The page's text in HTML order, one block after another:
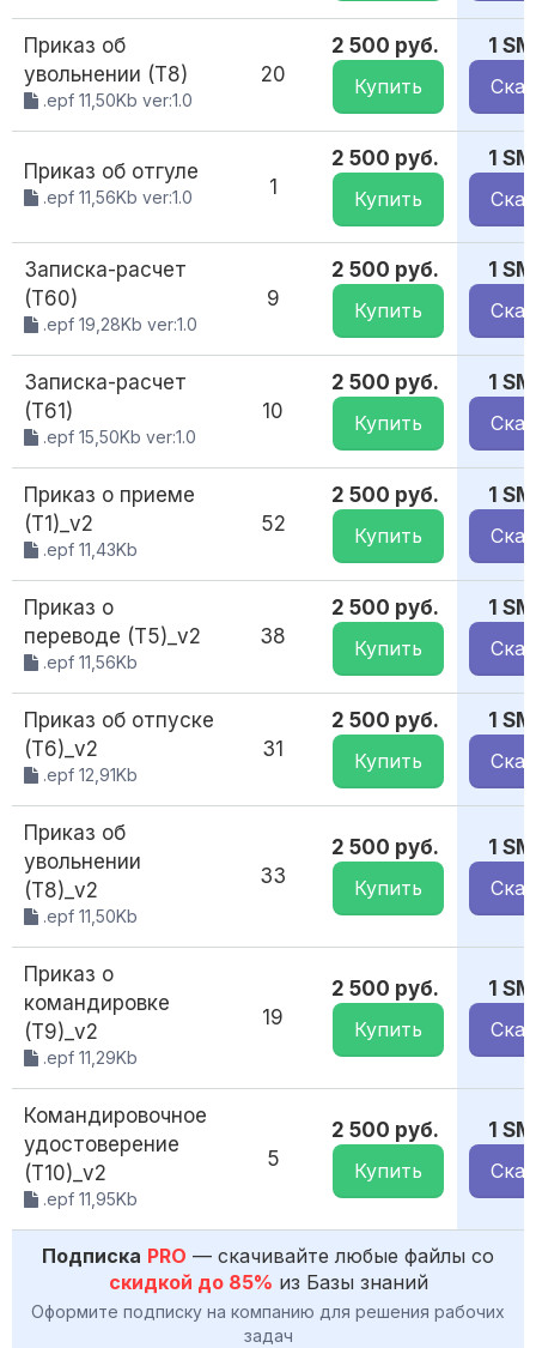
Приказ об
увольнении (Т8)
.epf 11,50Kb ver:1.0
20
2 500 руб.
Купить
1 SM
Приказ об отгуле
.epf 11,56Kb ver:1.0 1
2 500 руб.
Купить
1 SM
Записка-расчет
(Т60)
.epf 19,28Kb ver:1.0
9
2 500 руб.
Купить
1 SM
Записка-расчет
(Т61)
.epf 15,50Kb ver:1.0
10
2 500 руб.
Купить
1 SM
Приказ о приеме
(Т1)_v2
.epf 11,43Kb
52
2 500 руб.
Купить
1 SM
Приказ о
переводе (Т5)_v2
.epf 11,56Kb
38
2 500 руб.
Купить
1 SM
Приказ об отпуске
(Т6)_v2
.epf 12,91Kb
31
2 500 руб.
Купить
1 SM
Приказ об
увольнении
(Т8)_v2
.epf 11,50Kb
33
2 500 руб.
Купить
1 SM
Приказ о
командировке
(Т9)_v2
.epf 11,29Kb
19
2 500 руб.
Купить
1 SM
Командировочное
удостоверение
(Т10)_v2
.epf 11,95Kb
5
2 500 руб.
Купить
1 SM
Подписка PRO — скачивайте любые файлы со
скидкой до 85% из Базы знаний
Оформите подписку на компанию для решения рабочих
задач